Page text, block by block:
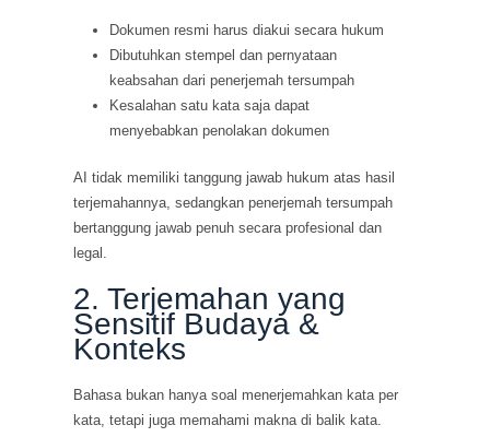
Dokumen resmi harus diakui secara hukum
Dibutuhkan stempel dan pernyataan
keabsahan dari penerjemah tersumpah
Kesalahan satu kata saja dapat
menyebabkan penolakan dokumen
AI tidak memiliki tanggung jawab hukum atas hasil
terjemahannya, sedangkan penerjemah tersumpah
bertanggung jawab penuh secara profesional dan
legal.
2. Terjemahan yang
Sensitif Budaya &
Konteks
Bahasa bukan hanya soal menerjemahkan kata per
kata, tetapi juga memahami makna di balik kata.